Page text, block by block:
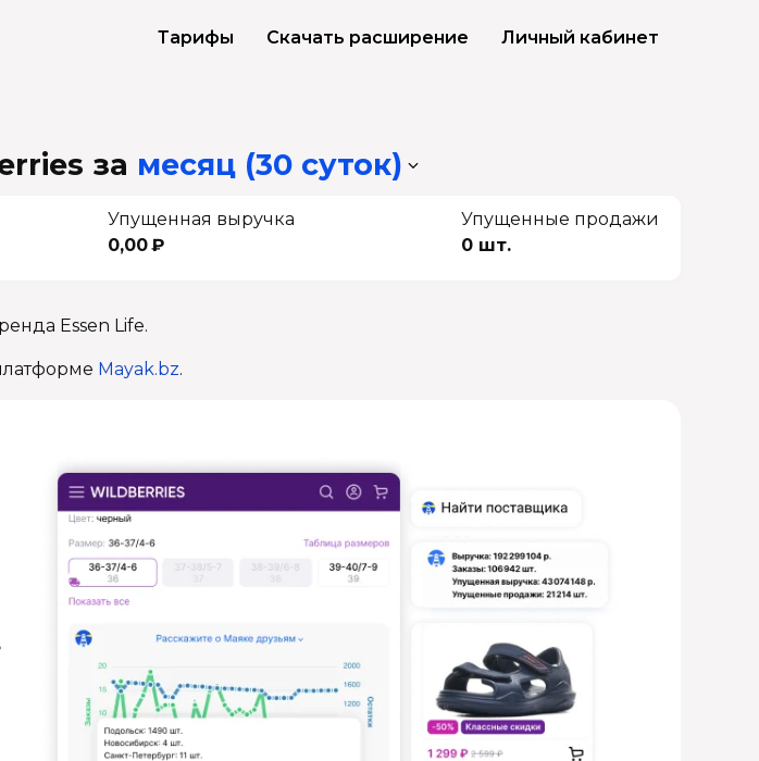
Тарифы Скачать расширение Личный кабинет
за месяц (30 суток)
Упущенная выручка
0,00 ₽
Упущенные продажи
0 шт.
Essen Life.
Mayak.bz.